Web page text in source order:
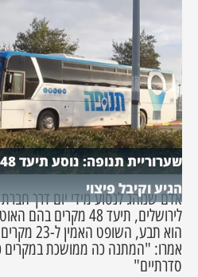
הגיע וקיבל פיצוי
אדם שנוהג לנסוע מידי יום דרך
לירושלים, תיעד 48
הוא תבע,
אמרו: "המתנה כה ממושכת במקרים
סדרתיים"